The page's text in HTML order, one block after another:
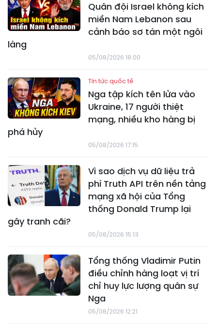
Quân đội Israel không kích
miền Nam Lebanon sau
cảnh báo sơ tán một ngôi
làng
05/08/2026 18:00
Tin tức quốc tế
Nga tập kích tên lửa vào
Ukraine, 17 người thiệt
mạng, nhiều kho hàng bị
phá hủy
05/08/2026 17:15
Vì sao dịch vụ dữ liệu trả
phí Truth API trên nền tảng
mạng xã hội của Tổng
thống Donald Trump lại
gây tranh cãi?
05/08/2026 15:13
Tổng thống Vladimir Putin
điều chỉnh hàng loạt vị trí
chỉ huy lực lượng quân sự
Nga
05/08/2026 12:21